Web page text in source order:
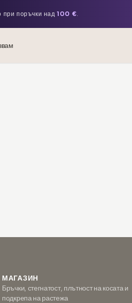
при поръчки над100 €.
МАГАЗИН
Бръчки, стегнатост, плътност на косата и
подкрепа на растежа